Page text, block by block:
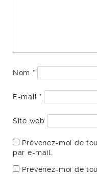
Nom *
E-mail *
Site web
Prévenez-moi de
par e-mail.
Prévenez-moi de